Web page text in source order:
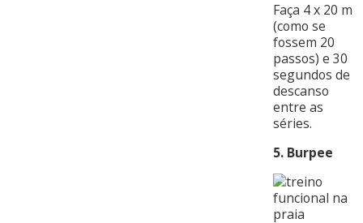
Faça 4 x 20 m
(como se
fossem 20
passos) e 30
segundos de
descanso
entre as
séries.
5. Burpee